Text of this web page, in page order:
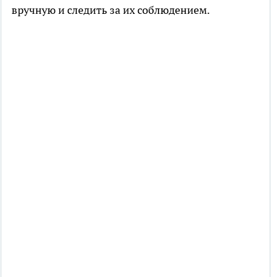
вручную и следить за их соблюдением.